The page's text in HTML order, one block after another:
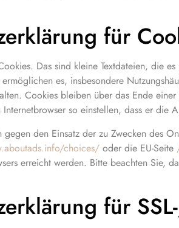
für
Das sind kleine Textdateien, die
es, insbesondere
Cookies bleiben über das Ende
so einstellen, dass er die
den Einsatz der zu Zwecken des
choices/ oder die EU-Seite
erreicht werden. Bitte beachten Sie,
für